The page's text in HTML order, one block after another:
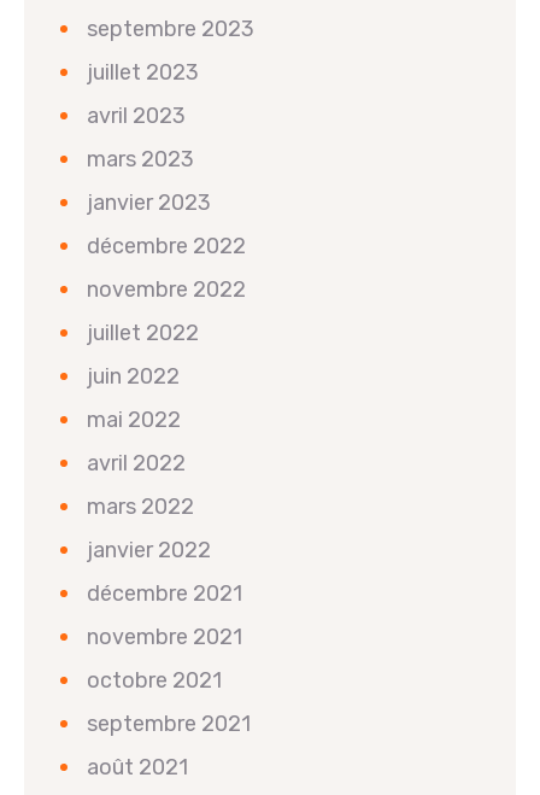
septembre 2023
juillet 2023
avril 2023
mars 2023
janvier 2023
décembre 2022
novembre 2022
juillet 2022
juin 2022
mai 2022
avril 2022
mars 2022
janvier 2022
décembre 2021
novembre 2021
octobre 2021
septembre 2021
août 2021